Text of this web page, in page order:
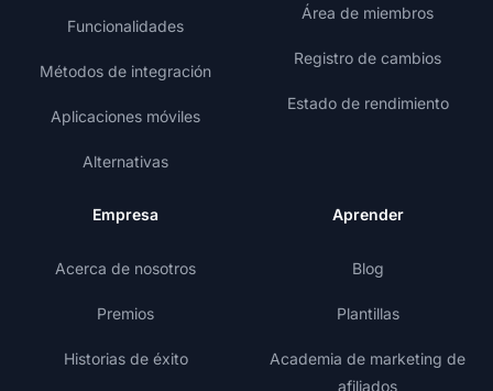
Funcionalidades
Métodos de integración
Aplicaciones móviles
Alternativas
Área de miembros
Registro de cambios
Estado de rendimiento
Empresa
Acerca de nosotros
Premios
Historias de éxito
Aprender
Blog
Plantillas
Academia de marketing de
afiliados